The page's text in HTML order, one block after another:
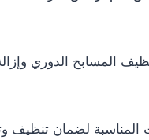
المسابح الدوري
المناسبة لضمان تنظيف